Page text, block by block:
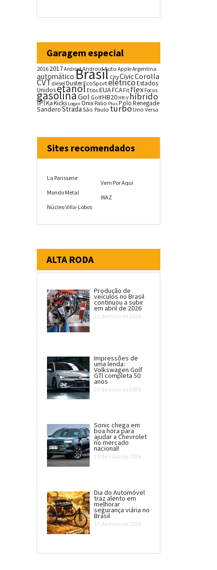
Garagem especial
20162017AndroidAndroid Auto AppleArgentina
automáticoBrasil CityCivicCorolla
CVTdieselDusterEcoSportelétricoEstados
Unidosetanol Etios EUAFCA Fit flex Focus
gasolina Gol GolfHB20 HR-V híbrido
IPIKaKicks Logan OnixPalio PlusPoloRenegade
SanderoStrada São Paulo turboUno Versa
Sites recomendados
La Parisserie
Mondo Metal
Núcleo Villa-Lobos
Vem Por Aqui
WAZ
ALTA RODA
Produção de
veículos no Brasil
continuou a subir
em abril de 2026
22 de maio de 2026
Impressões de
uma lenda:
Volkswagen Golf
GTI completa 50
anos
20 de maio de 2026
Sonic chega em
boa hora para
ajudar a Chevrolet
no mercado
nacional!
19 de maio de 2026
Dia do Automóvel
traz alento em
melhorar
segurança viária no
Brasil
17 de maio de 2026